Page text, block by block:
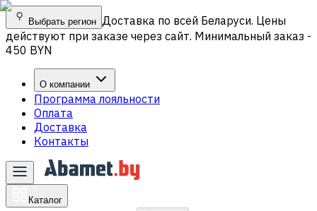
Выбрать регион Доставка по всей Беларуси. Цены
действуют при заказе через сайт. Минимальный заказ -
450 BYN
О компании
Программа лояльности
Оплата
Доставка
Контакты
Каталог